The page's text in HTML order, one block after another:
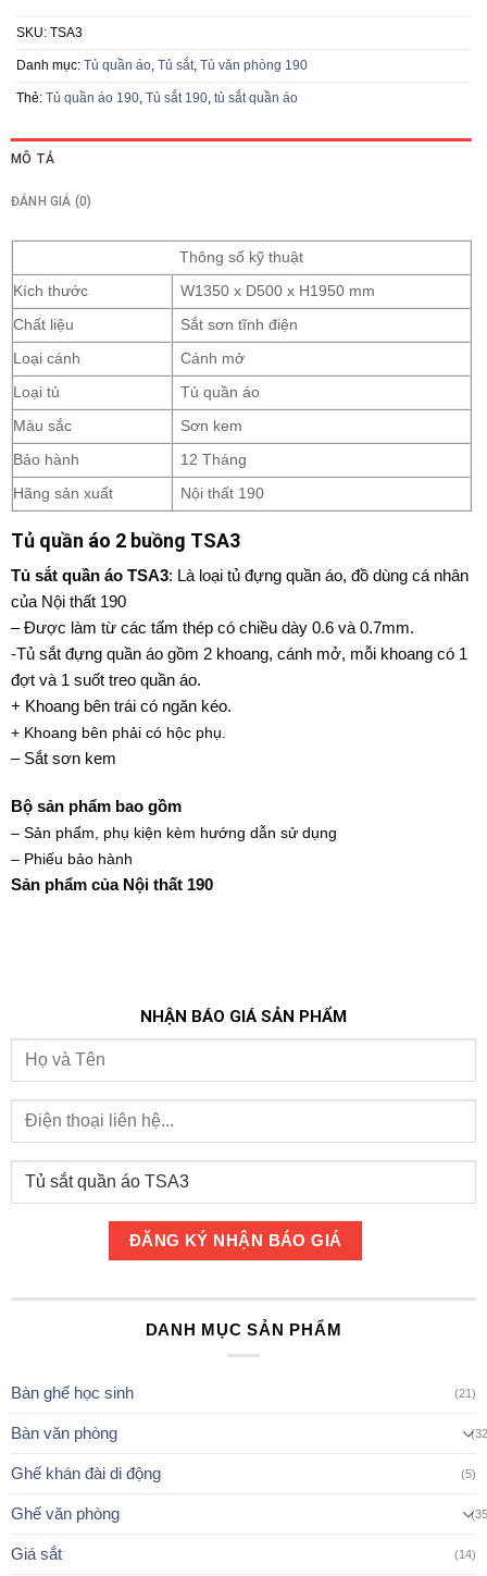
SKU: TSA3
Danh mục: Tủ quần áo, Tủ sắt, Tủ văn phòng 190
Thẻ: Tủ quần áo 190, Tủ sắt 190, tủ sắt quần áo
MÔ TẢ
ĐÁNH GIÁ (0)
Thông số kỹ thuật
Kích thước W1350 x D500 x H1950 mm
Chất liệu Sắt sơn tĩnh điện
Loại cánh Cánh mở
Loại tủ Tủ quần áo
Màu sắc Sơn kem
Bảo hành 12 Tháng
Hãng sản xuất Nội thất 190
Tủ quần áo 2 buồng TSA3
Tủ sắt quần áoTSA3: Là loại tủ đựng quần áo, đồ dùng cá nhân
của Nội thất 190
– Được làm từ các tấm thép có chiều dày 0.6 và 0.7mm.
-Tủ sắt đựng quần áo gồm 2 khoang, cánh mở, mỗi khoang có 1
đợt và 1 suốt treo quần áo.
+ Khoang bên trái có ngăn kéo.
+ Khoang bên phải có hộc phụ.
– Sắt sơn kem
Bộ sản phẩm bao gồm
– Sản phẩm, phụ kiện kèm hướng dẫn sử dụng
– Phiếu bảo hành
Sản phẩm của Nội thất 190
NHẬN BÁO GIÁ SẢN PHẨM
DANH MỤC SẢN PHẨM
Bàn ghế học sinh (21)
Bàn văn phòng
Ghế khán đài di động (5)
Ghế văn phòng
Giá sắt (14)